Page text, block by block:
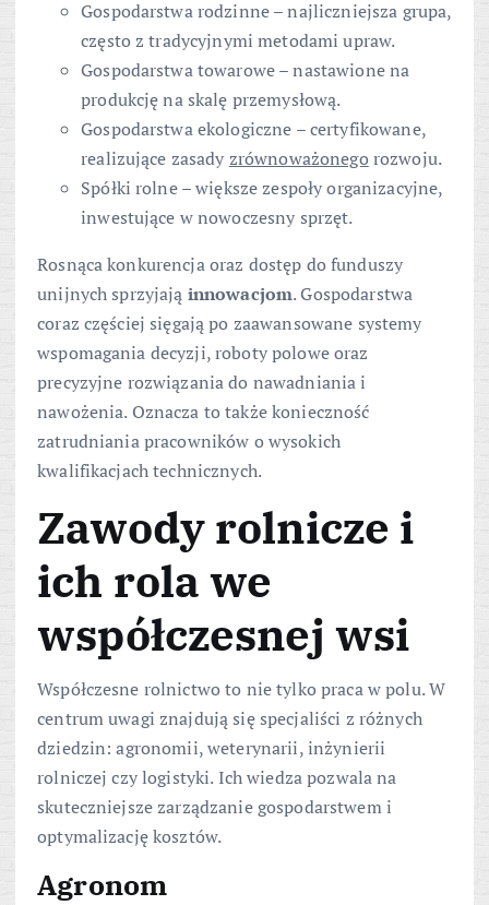
Gospodarstwa rodzinne – najliczniejsza grupa,
często z tradycyjnymi metodami upraw.
Gospodarstwa towarowe – nastawione na
produkcję na skalę przemysłową.
Gospodarstwa ekologiczne – certyfikowane,
realizujące zasady zrównoważonegorozwoju.
Spółki rolne – większe zespoły organizacyjne,
inwestujące w nowoczesny sprzęt.
Rosnąca konkurencja oraz dostęp do funduszy
unijnych sprzyjają innowacjom. Gospodarstwa
coraz częściej sięgają po zaawansowane systemy
wspomagania decyzji, roboty polowe oraz
precyzyjne rozwiązania do nawadniania i
nawożenia. Oznacza to także konieczność
zatrudniania pracowników o wysokich
kwalifikacjach technicznych.
Zawody rolnicze i
ich rola we
współczesnej wsi
Współczesne rolnictwo to nie tylko praca w polu. W
centrum uwagi znajdują się specjaliści z różnych
dziedzin: agronomii, weterynarii, inżynierii
rolniczej czy logistyki. Ich wiedza pozwala na
skuteczniejsze zarządzanie gospodarstwem i
optymalizację kosztów.
Agronom